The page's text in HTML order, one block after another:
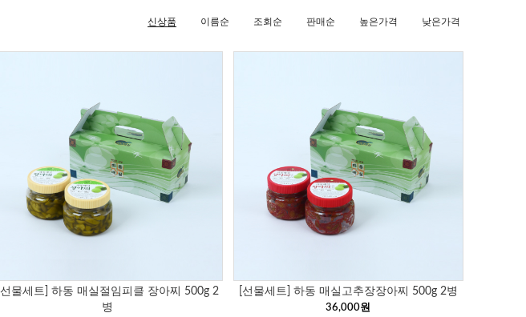
신상품 이름순 조회순 판매순 높은가격 낮은가격
[선물세트] 하동 매실절임피클 장아찌 500g 2
병
[선물세트] 하동 매실고추장장아찌 500g 2병
36,000원